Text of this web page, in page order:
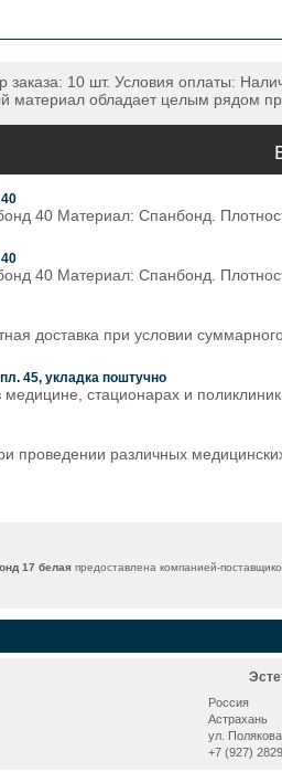
10 шт. Условия оплаты:
материал обладает целым рядом
40 Материал: Спанбонд.
40 Материал: Спанбонд.
доставка при условии
45, укладка поштучно
стационарах и
проведении различных
17 белая предоставлена компанией-
Россия
Астрахань
ул.
+7 (927)